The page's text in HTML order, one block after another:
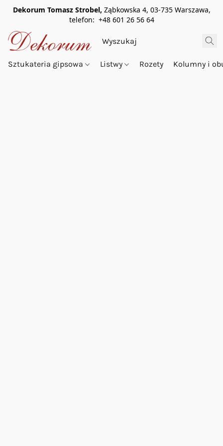
Dekorum Tomasz Strobel, Ząbkowska 4, 03-735 Warszawa,
telefon: +48 601 26 56 64
Sztukateria gipsowa Listwy Rozety Kolumny i